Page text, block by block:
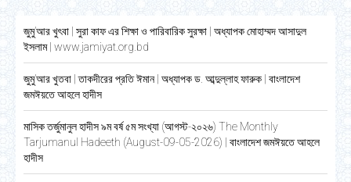
জুমু’আর খুৎবা | সুরা কাফ এর শিক্ষা ও পারিবারিক সুরক্ষা | অধ্যাপক মোহাম্মদ আসাদুল
ইসলাম | www.jamiyat.org.bd
জুমু’আর খুতবা | তাকদীরের প্রতি ঈমান | অধ্যাপক ড. আব্দুল্লাহ ফারুক | বাংলাদেশ
জমঈয়তে আহলে হাদীস
মাসিক তর্জুমানুল হাদীস ৯ম বর্ষ ৫ম সংখ্যা (আগস্ট-২০২৬) The Monthly
Tarjumanul Hadeeth (August-09-05-2026) | বাংলাদেশ জমঈয়তে আহলে
হাদীস